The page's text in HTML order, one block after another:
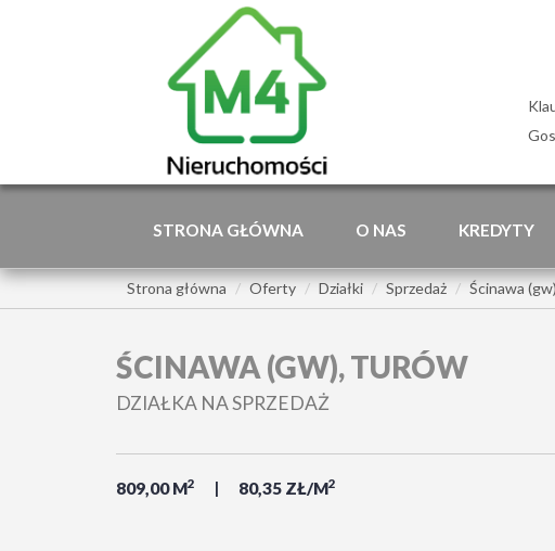
STRONA GŁÓWNA O NAS KREDYTY
Strona główna Oferty Działki Sprzedaż Ścinawa (gw)
ŚCINAWA (GW), TURÓW
DZIAŁKA NA SPRZEDAŻ
809,00 M2 80,35 ZŁ/M2